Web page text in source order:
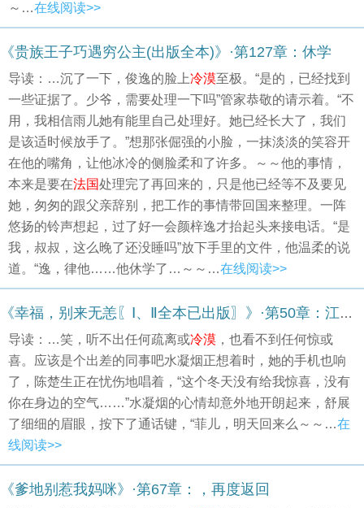
～…在线阅读>>
《贵族王子巧遇穷公主(出版全本)》·第127章：休学
导读：…沉了一下，俊逸的脸上冷漠至极。“是的，已经找到
一些证据了。少爷，需要处理一下吗”管家恭敬的请示着。“不
用，我相信雨儿她有能里自己处理好。她已经长大了，我们
是该适时候放手了。”想那张倔强的小脸，一抹淡淡的笑容开
在他的嘴角，让他冰冷的侧脸柔和了许多。～～他的事情，
本来是要在法国处理完了再回来的，只是他已经等不及要见
她，匆匆的跟父亲辞别，把工作的事情带回国来整理。一阵
悠扬的铃声想起，过了好一会颜梓逸才抬起头来接电话。“是
我，叔叔，这么晚了还没睡吗”放下手里的文件，他温柔的说
道。“逸，律他……他休学了…～～…在线阅读>>
《幸福，别来无恙〖Ⅰ、Ⅱ全本已出版〗》·第50章：江菲的回归（一）
导读：…笑，听不出任何疏离或冷漠 ，也看不到任何惊或
喜。应该是个出差的同事吧水凝烟正想着时，她的手机也响
了，陈楚生正在忧伤地唱着，“这个冬天没有给我惊喜，没有
你在身边的空气……”水凝烟的心情却意外地开朗起来，舒展
了细细的眉眼，按下了通话键，“菲儿，明天回来么～～…在
线阅读>>
《爹地别惹我妈咪》·第67章：，再度返回